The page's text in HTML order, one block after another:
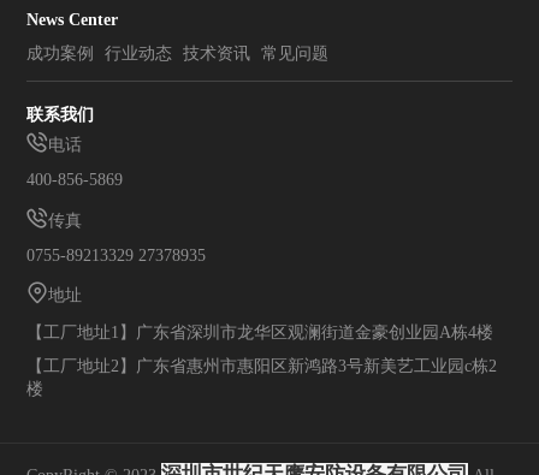
News Center
成功案例
行业动态 技术资讯 常见问题
联系我们
电话
400-856-5869
传真
0755-89213329 27378935
地址
【工厂地址1】广东省深圳市龙华区观澜街道金豪创业园A栋4楼
【工厂地址2】广东省惠州市惠阳区新鸿路3号新美艺工业园c栋2
楼